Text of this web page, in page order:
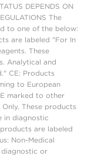
DEPENDS ON
The
to one of the below:
are labeled "For In
These
Analytical and
CE: Products
to European
marked to other
These products
in diagnostic
are labeled
Non-Medical
or